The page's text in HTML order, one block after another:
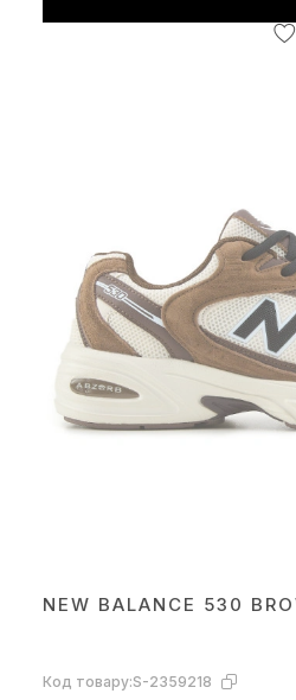
NEW BALANCE 530
Код товару:S-2359218